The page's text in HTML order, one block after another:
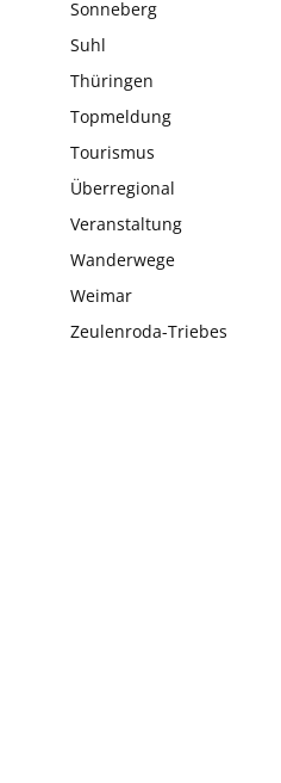
Sonneberg
Suhl
Thüringen
Topmeldung
Tourismus
Überregional
Veranstaltung
Wanderwege
Weimar
Zeulenroda-Triebes